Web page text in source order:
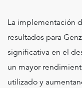
La implementación
resultados para
significativa en el
un mayor
utilizado y